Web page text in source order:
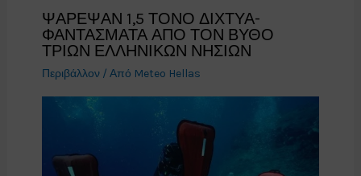
ΨΑΡΕΨΑΝ 1,5 ΤΟΝΟ ΔΙΧΤΥΑ-
ΦΑΝΤΑΣΜΑΤΑ ΑΠΟ ΤΟΝ ΒΥΘΟ
ΤΡΙΩΝ ΕΛΛΗΝΙΚΩΝ ΝΗΣΙΩΝ
Περιβάλλον/ Από Meteo Hellas